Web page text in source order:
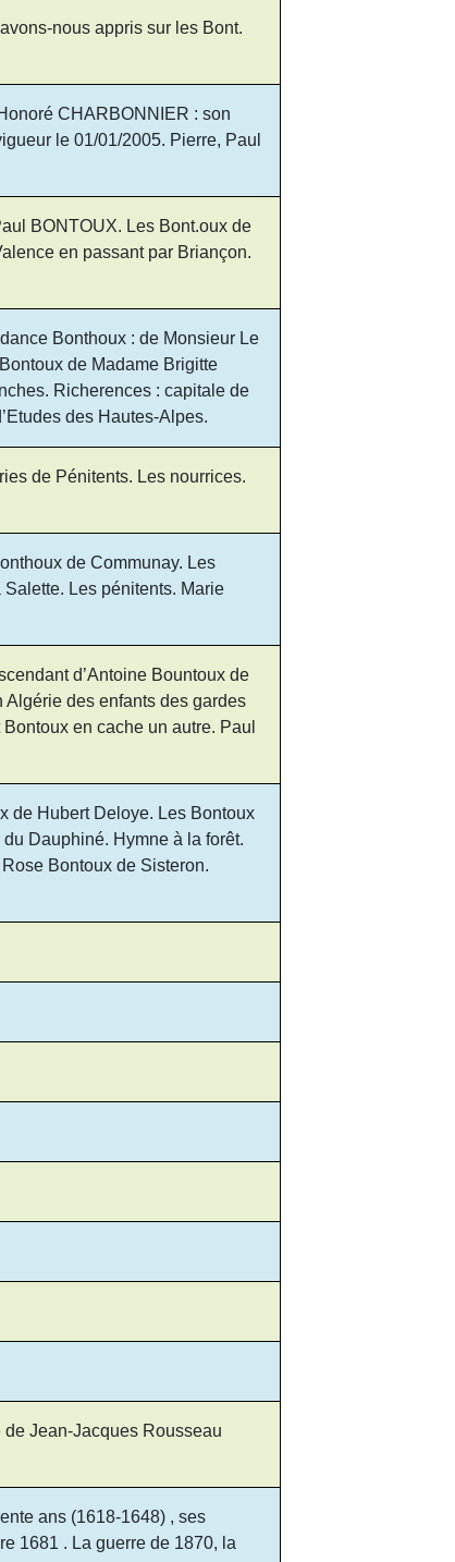
nous appris sur les Bont.
CHARBONNIER : son
le 01/01/2005. Pierre, Paul
BONTOUX. Les Bont.oux de
en passant par Briançon.
Bonthoux : de Monsieur Le
de Madame Brigitte
Richerences : capitale de
des Hautes-Alpes.
de Pénitents. Les nourrices.
de Communay. Les
Salette. Les pénitents. Marie
d’Antoine Bountoux de
Algérie des enfants des gardes
en cache un autre. Paul
de Hubert Deloye. Les Bontoux
Dauphiné. Hymne à la forêt.
Bontoux de Sisteron.
Jean-Jacques Rousseau
ans (1618-1648) , ses
1681 . La guerre de 1870, la